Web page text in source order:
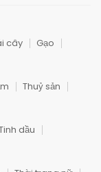
cây
Gạo
Thuỷ sản
dầu